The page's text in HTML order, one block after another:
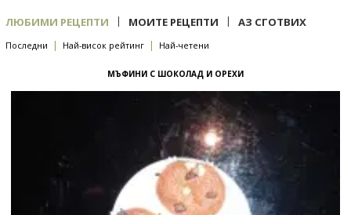
ЛЮБИМИ РЕЦЕПТИ | МОИТЕ РЕЦЕПТИ | АЗ СГОТВИХ
Последни | Най-висок рейтинг | Най-четени
МЪФИНИ С ШОКОЛАД И ОРЕХИ